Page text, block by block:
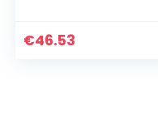
Auto Instrument
€46.53